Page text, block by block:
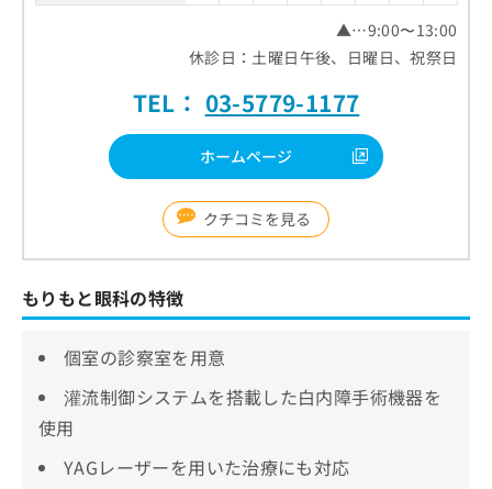
▲…9:00〜13:00
休診日：土曜日午後、日曜日、祝祭日
TEL： 03-5779-1177
ホームページ
クチコミを見る
もりもと眼科の特徴
個室の診察室を用意
灌流制御システムを搭載した白内障手術機器を
使用
YAGレーザーを用いた治療にも対応